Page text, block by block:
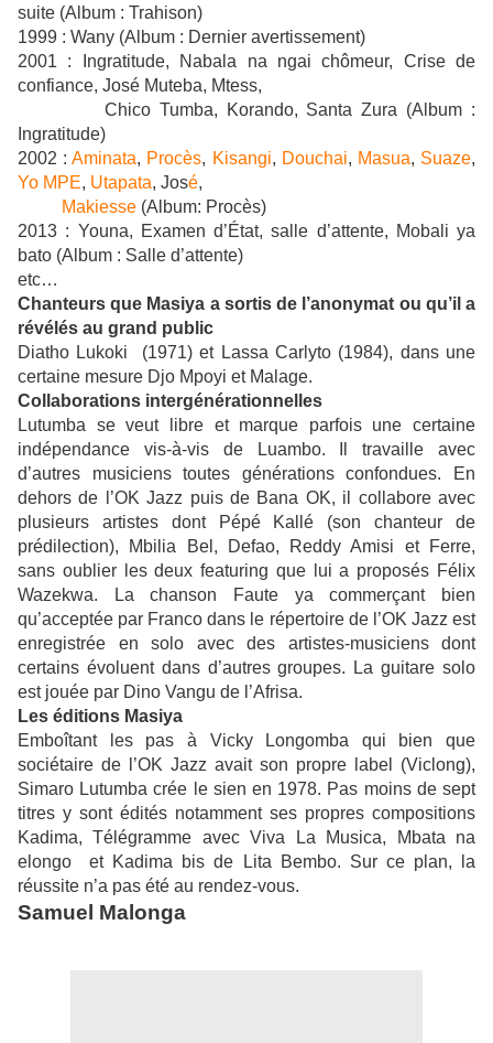
suite (Album : Trahison)
1999 : Wany (Album : Dernier avertissement)
2001 : Ingratitude, Nabala na ngai chômeur, Crise de
confiance, José Muteba, Mtess,
Chico Tumba, Korando, Santa Zura (Album :
Ingratitude)
2002 :Aminata, Procès, Kisangi, Douchai, Masua, Suaze,
Yo MPE, Utapata, José,
Makiesse (Album: Procès)
2013 : Youna, Examen d’État, salle d’attente, Mobali ya
bato (Album : Salle d’attente)
etc…
Chanteurs que Masiya a sortis de l’anonymat ou qu’il a
révélés au grand public
Diatho Lukoki (1971) et Lassa Carlyto (1984), dans une
certaine mesure Djo Mpoyi et Malage.
Collaborations intergénérationnelles
Lutumba se veut libre et marque parfois une certaine
indépendance vis-à-vis de Luambo. Il travaille avec
d’autres musiciens toutes générations confondues. En
dehors de l’OK Jazz puis de Bana OK, il collabore avec
plusieurs artistes dont Pépé Kallé (son chanteur de
prédilection), Mbilia Bel, Defao, Reddy Amisi et Ferre,
sans oublier les deux featuring que lui a proposés Félix
Wazekwa. La chanson Faute ya commerçant bien
qu’acceptée par Franco dans le répertoire de l’OK Jazz est
enregistrée en solo avec des artistes-musiciens dont
certains évoluent dans d’autres groupes. La guitare solo
est jouée par Dino Vangu de l’Afrisa.
Les éditions Masiya
Emboîtant les pas à Vicky Longomba qui bien que
sociétaire de l’OK Jazz avait son propre label (Viclong),
Simaro Lutumba crée le sien en 1978. Pas moins de sept
titres y sont édités notamment ses propres compositions
Kadima, Télégramme avec Viva La Musica, Mbata na
elongo et Kadima bis de Lita Bembo. Sur ce plan, la
réussite n’a pas été au rendez-vous.
Samuel Malonga